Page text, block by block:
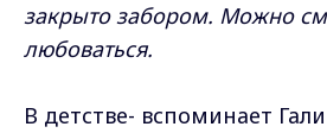
закрыто забором. Можно
любоваться.
В детстве- вспоминает